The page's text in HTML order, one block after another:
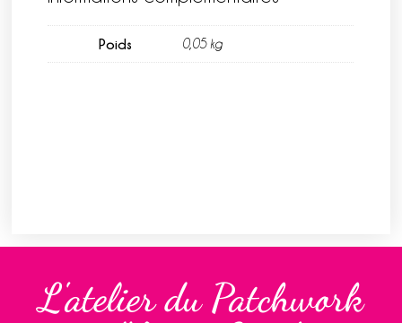
Poids 0,05 kg
L'atelier du Patchwork